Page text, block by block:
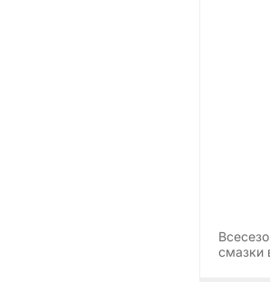
смазки